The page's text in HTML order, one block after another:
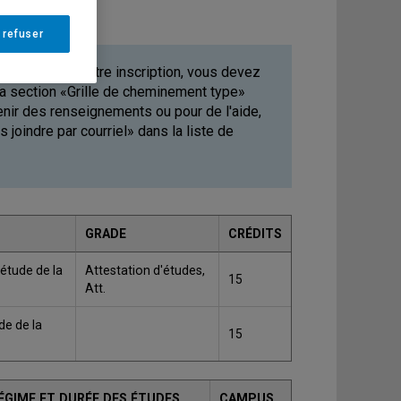
de valider votre inscription, vous devez
section «Grille de cheminement type»
des renseignements ou pour de l'aide,
joindre par courriel» dans la liste de
GRADE CRÉDITS
de la
Attestation d'études,
Att.
15
de la
15
refuser